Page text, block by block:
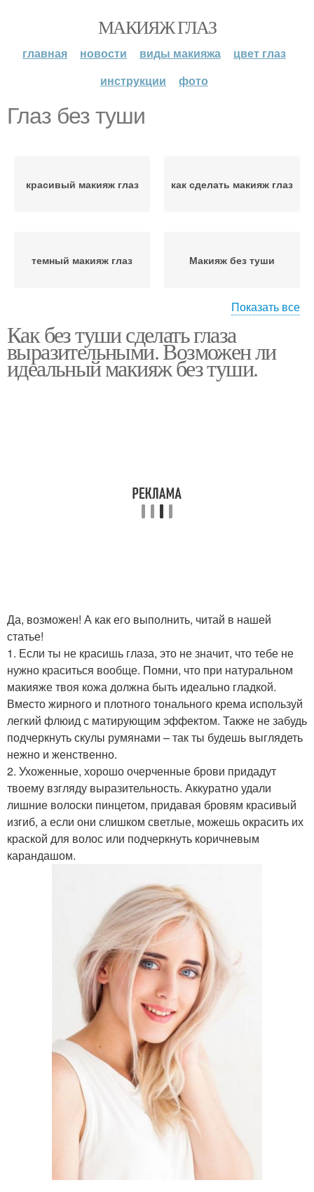
МАКИЯЖ ГЛАЗ
главная новости виды макияжа
цвет глаз
инструкции
фото
Глаз без туши
красивый макияж глаз как сделать макияж глаз
темный макияж глаз Макияж без туши
макияж для карих глаз Туши на ресницы
Показать все
Как без туши сделать глаза
выразительными. Возможен ли
идеальный макияж без туши.
Да, возможен! А как его выполнить, читай в нашей
статье!
1. Если ты не красишь глаза, это не значит, что тебе не
нужно краситься вообще. Помни, что при натуральном
макияже твоя кожа должна быть идеально гладкой.
Вместо жирного и плотного тонального крема используй
легкий флюид с матирующим эффектом. Также не забудь
подчеркнуть скулы румянами – так ты будешь выглядеть
нежно и женственно.
2. Ухоженные, хорошо очерченные брови придадут
твоему взгляду выразительность. Аккуратно удали
лишние волоски пинцетом, придавая бровям красивый
изгиб, а если они слишком светлые, можешь окрасить их
краской для волос или подчеркнуть коричневым
карандашом.